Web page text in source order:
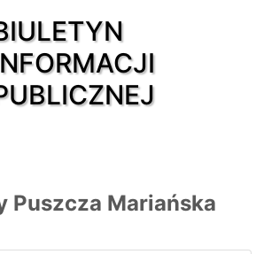
Puszcza Mariańska